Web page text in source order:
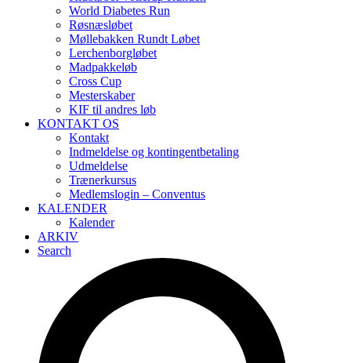
World Diabetes Run
Røsnæsløbet
Møllebakken Rundt Løbet
Lerchenborgløbet
Madpakkeløb
Cross Cup
Mesterskaber
KIF til andres løb
KONTAKT OS
Kontakt
Indmeldelse og kontingentbetaling
Udmeldelse
Trænerkursus
Medlemslogin – Conventus
KALENDER
Kalender
ARKIV
Search